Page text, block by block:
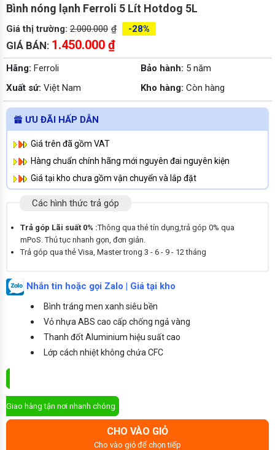
Bình nóng lạnh Ferroli 5 Lít Hotdog 5L
Giá thị trường: 2.000.000 ₫ -28%
GIÁ BÁN: 1.450.000 ₫
Hãng: Ferroli Bảo hành: 5 năm
Xuất sứ: Việt Nam Kho hàng: Còn hàng
ƯU ĐÃI HẤP DẪN
Giá trên đã gồm VAT
Hàng chuẩn chính hãng mới nguyên đai nguyên kiện
Giá tại kho chưa gồm vận chuyển và lắp đặt
Các hình thức trả góp
Trả góp Lãi suất 0% :Thông qua thẻ tín dụng,trả góp 0% qua
mPoS. Thủ tục nhanh gọn, đơn giản.
Trả góp qua thẻ Visa, Master trong 3 - 6 - 9 - 12 tháng
Nhắn tin hoặc gọi Zalo | Giá tại kho
Bình tráng men xanh siêu bền
Vỏ nhựa ABS cao cấp chống ngả vàng
Thanh đốt Aluminium hiệu suất cao
Lớp cách nhiệt không chứa CFC
Giao hàng tận nơi nhanh chóng
CHO VÀO GIỎ
Cho vào giỏ để chọn tiếp